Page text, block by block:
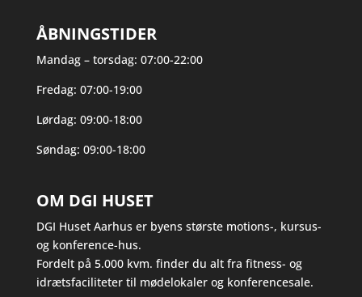
ÅBNINGSTIDER
Mandag – torsdag: 07:00-22:00
Fredag: 07:00-19:00
Lørdag: 09:00-18:00
Søndag: 09:00-18:00
OM DGI HUSET
DGI Huset Aarhus er byens største motions-, kursus-
og konference-hus.
Fordelt på 5.000 kvm. finder du alt fra fitness- og
idrætsfaciliteter til mødelokaler og konferencesale.